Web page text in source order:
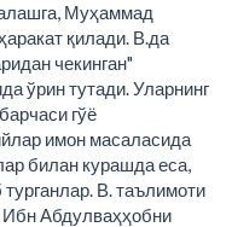
Муҳаммад
қилади. В.да
чекинган"
ўрин тутади. Уларнинг
гўё
имон масаласида
билан курашда еса,
В. таълимоти
Ибн Абдулваҳҳобни